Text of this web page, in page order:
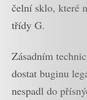
čelní sklo, které
třídy G.
Zásadním
dostat buginu
nespadl do